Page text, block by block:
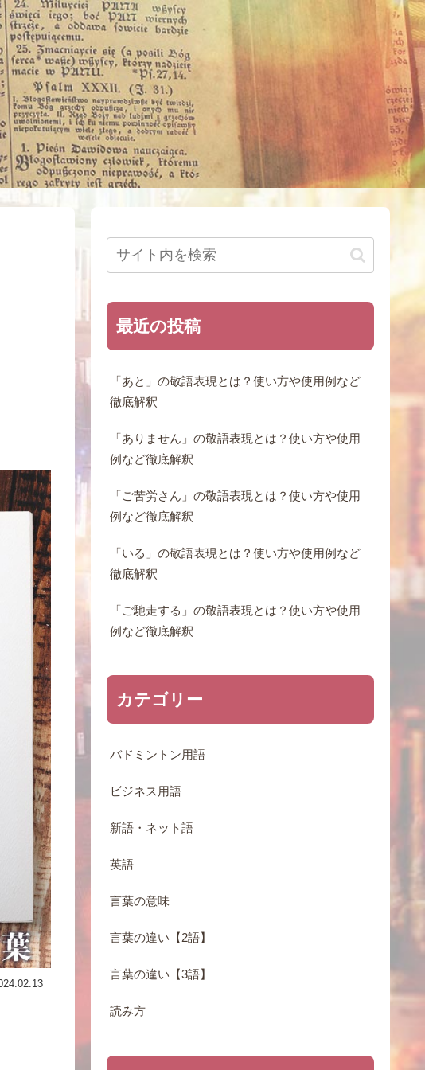
最近の投稿
「あと」の敬語表現とは？使い方や使用例など
徹底解釈
「ありません」の敬語表現とは？使い方や使用
例など徹底解釈
「ご苦労さん」の敬語表現とは？使い方や使用
例など徹底解釈
「いる」の敬語表現とは？使い方や使用例など
徹底解釈
「ご馳走する」の敬語表現とは？使い方や使用
例など徹底解釈
カテゴリー
バドミントン用語
ビジネス用語
新語・ネット語
英語
言葉の意味
言葉の違い【2語】
言葉の違い【3語】
読み方